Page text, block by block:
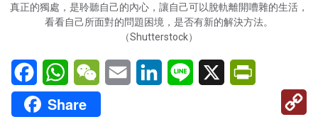
真正的獨處，是聆聽自己的內心，讓自己可以脫軌離開嘈雜的生活，
看看自己所面對的問題困境，是否有新的解決方法。
（Shutterstock）
FacebookWhatsAppWeChatEmail LinkedInLine X
Share